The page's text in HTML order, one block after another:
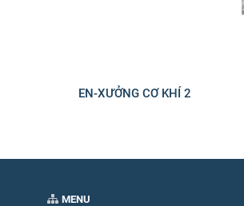
EN-XƯỞNG CƠ KHÍ 2
MENU